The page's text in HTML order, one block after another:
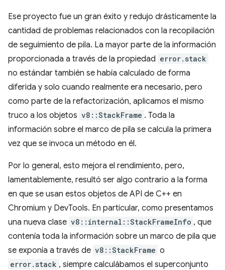
Ese proyecto fue un gran éxito y redujo drásticamente la
cantidad de problemas relacionados con la recopilación
de seguimiento de pila. La mayor parte de la información
proporcionada a través de la propiedad error.stack
no estándar también se había calculado de forma
diferida y solo cuando realmente era necesario, pero
como parte de la refactorización, aplicamos el mismo
truco a los objetos v8::StackFrame . Toda la
información sobre el marco de pila se calcula la primera
vez que se invoca un método en él.
Por lo general, esto mejora el rendimiento, pero,
lamentablemente, resultó ser algo contrario a la forma
en que se usan estos objetos de API de C++ en
Chromium y DevTools. En particular, como presentamos
una nueva clase v8::internal::StackFrameInfo , que
contenía toda la información sobre un marco de pila que
se exponía a través de v8::StackFrame o
error.stack , siempre calculábamos el superconjunto